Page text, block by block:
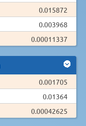
0.015872
0.003968
0.00011337
0.001705
0.01364
0.00042625